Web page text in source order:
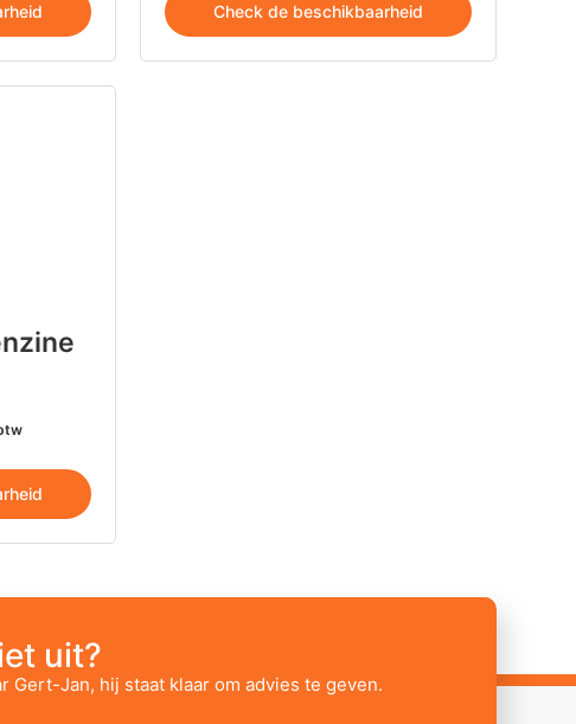
Check de beschikbaarheid
uit?
Gert-Jan, hij staat klaar om advies te geven.